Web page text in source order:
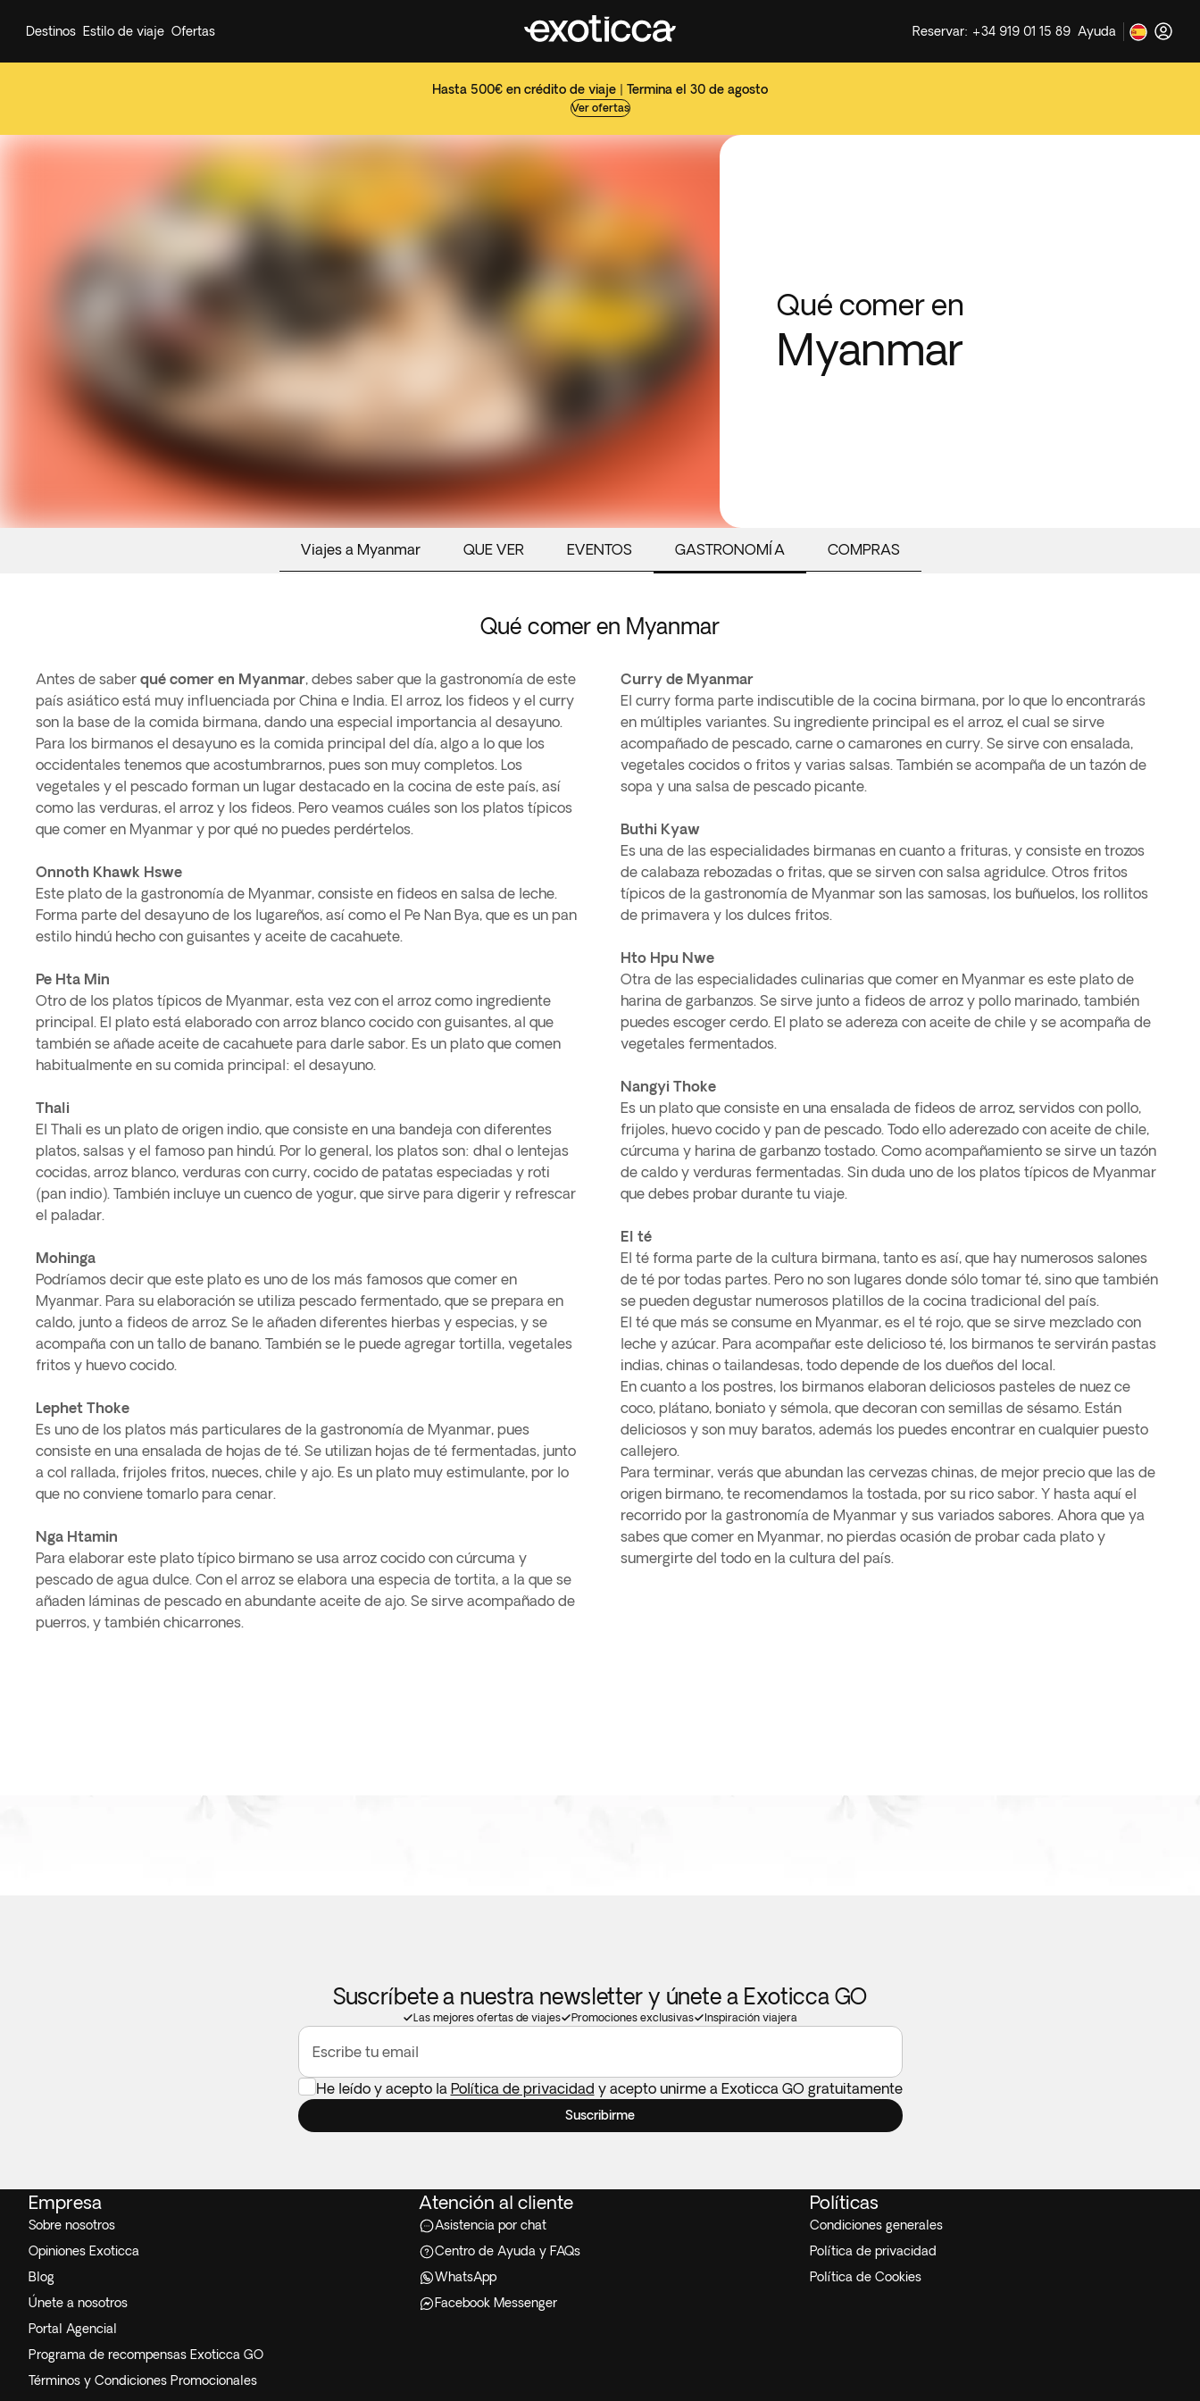
Hasta 500€ en crédito de viaje | Termina el 30 de agosto
Ver ofertas
Destinos Estilo de viaje Ofertas Reservar: +34 919 01 15 89 Ayuda
Qué comer en
Myanmar
Viajes a Myanmar QUE VER EVENTOS GASTRONOMÍA COMPRAS
Qué comer en Myanmar
Antes de saber qué comer en Myanmar, debes saber que la gastronomía de este
país asiático está muy influenciada por China e India. El arroz, los fideos y el curry
son la base de la comida birmana, dando una especial importancia al desayuno.
Para los birmanos el desayuno es la comida principal del día, algo a lo que los
occidentales tenemos que acostumbrarnos, pues son muy completos. Los
vegetales y el pescado forman un lugar destacado en la cocina de este país, así
como las verduras, el arroz y los fideos. Pero veamos cuáles son los platos típicos
que comer en Myanmar y por qué no puedes perdértelos.
Onnoth Khawk Hswe
Este plato de la gastronomía de Myanmar, consiste en fideos en salsa de leche.
Forma parte del desayuno de los lugareños, así como el Pe Nan Bya, que es un pan
estilo hindú hecho con guisantes y aceite de cacahuete.
Pe Hta Min
Otro de los platos típicos de Myanmar, esta vez con el arroz como ingrediente
principal. El plato está elaborado con arroz blanco cocido con guisantes, al que
también se añade aceite de cacahuete para darle sabor. Es un plato que comen
habitualmente en su comida principal: el desayuno.
Thali
El Thali es un plato de origen indio, que consiste en una bandeja con diferentes
platos, salsas y el famoso pan hindú. Por lo general, los platos son: dhal o lentejas
cocidas, arroz blanco, verduras con curry, cocido de patatas especiadas y roti
(pan indio). También incluye un cuenco de yogur, que sirve para digerir y refrescar
el paladar.
Mohinga
Podríamos decir que este plato es uno de los más famosos que comer en
Myanmar. Para su elaboración se utiliza pescado fermentado, que se prepara en
caldo, junto a fideos de arroz. Se le añaden diferentes hierbas y especias, y se
acompaña con un tallo de banano. También se le puede agregar tortilla, vegetales
fritos y huevo cocido.
Lephet Thoke
Es uno de los platos más particulares de la gastronomía de Myanmar, pues
consiste en una ensalada de hojas de té. Se utilizan hojas de té fermentadas, junto
a col rallada, frijoles fritos, nueces, chile y ajo. Es un plato muy estimulante, por lo
que no conviene tomarlo para cenar.
Nga Htamin
Para elaborar este plato típico birmano se usa arroz cocido con cúrcuma y
pescado de agua dulce. Con el arroz se elabora una especia de tortita, a la que se
añaden láminas de pescado en abundante aceite de ajo. Se sirve acompañado de
puerros, y también chicarrones.
Curry de Myanmar
El curry forma parte indiscutible de la cocina birmana, por lo que lo encontrarás
en múltiples variantes. Su ingrediente principal es el arroz, el cual se sirve
acompañado de pescado, carne o camarones en curry. Se sirve con ensalada,
vegetales cocidos o fritos y varias salsas. También se acompaña de un tazón de
sopa y una salsa de pescado picante.
Buthi Kyaw
Es una de las especialidades birmanas en cuanto a frituras, y consiste en trozos
de calabaza rebozadas o fritas, que se sirven con salsa agridulce. Otros fritos
típicos de la gastronomía de Myanmar son las samosas, los buñuelos, los rollitos
de primavera y los dulces fritos.
Hto Hpu Nwe
Otra de las especialidades culinarias que comer en Myanmar es este plato de
harina de garbanzos. Se sirve junto a fideos de arroz y pollo marinado, también
puedes escoger cerdo. El plato se adereza con aceite de chile y se acompaña de
vegetales fermentados.
Nangyi Thoke
Es un plato que consiste en una ensalada de fideos de arroz, servidos con pollo,
frijoles, huevo cocido y pan de pescado. Todo ello aderezado con aceite de chile,
cúrcuma y harina de garbanzo tostado. Como acompañamiento se sirve un tazón
de caldo y verduras fermentadas. Sin duda uno de los platos típicos de Myanmar
que debes probar durante tu viaje.
El té
El té forma parte de la cultura birmana, tanto es así, que hay numerosos salones
de té por todas partes. Pero no son lugares donde sólo tomar té, sino que también
se pueden degustar numerosos platillos de la cocina tradicional del país.
El té que más se consume en Myanmar, es el té rojo, que se sirve mezclado con
leche y azúcar. Para acompañar este delicioso té, los birmanos te servirán pastas
indias, chinas o tailandesas, todo depende de los dueños del local.
En cuanto a los postres, los birmanos elaboran deliciosos pasteles de nuez ce
coco, plátano, boniato y sémola, que decoran con semillas de sésamo. Están
deliciosos y son muy baratos, además los puedes encontrar en cualquier puesto
callejero.
Para terminar, verás que abundan las cervezas chinas, de mejor precio que las de
origen birmano, te recomendamos la tostada, por su rico sabor. Y hasta aquí el
recorrido por la gastronomía de Myanmar y sus variados sabores. Ahora que ya
sabes que comer en Myanmar, no pierdas ocasión de probar cada plato y
sumergirte del todo en la cultura del país.
Suscríbete a nuestra newsletter y únete a Exoticca GO
Las mejores ofertas de viajes Promociones exclusivas Inspiración viajera
Escribe tu email
He leído y acepto la Política de privacidad y acepto unirme a Exoticca GO gratuitamente
Suscribirme
Empresa
Sobre nosotros
Opiniones Exoticca
Blog
Únete a nosotros
Portal Agencial
Programa de recompensas Exoticca GO
Términos y Condiciones Promocionales
Atención al cliente
Asistencia por chat
Centro de Ayuda y FAQs
WhatsApp
Facebook Messenger
Políticas
Condiciones generales
Política de privacidad
Política de Cookies